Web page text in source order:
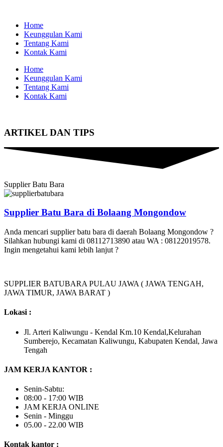
Home
Keunggulan Kami
Tentang Kami
Kontak Kami
Home
Keunggulan Kami
Tentang Kami
Kontak Kami
ARTIKEL DAN TIPS
Supplier Batu Bara
Supplier Batu Bara di Bolaang Mongondow
Anda mencari supplier batu bara di daerah Bolaang Mongondow ?
Silahkan hubungi kami di 08112713890 atau WA : 08122019578.
Ingin mengetahui kami lebih lanjut ?
SUPPLIER BATUBARA PULAU JAWA ( JAWA TENGAH,
JAWA TIMUR, JAWA BARAT )
Lokasi :
Jl. Arteri Kaliwungu - Kendal Km.10 Kendal,Kelurahan
Sumberejo, Kecamatan Kaliwungu, Kabupaten Kendal, Jawa
Tengah
JAM KERJA KANTOR :
Senin-Sabtu:
08:00 - 17:00 WIB
JAM KERJA ONLINE
Senin - Minggu
05.00 - 22.00 WIB
Kontak kantor :